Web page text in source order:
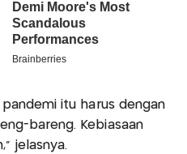
itu harus dengan
bareng. Kebiasaan
jelasnya.